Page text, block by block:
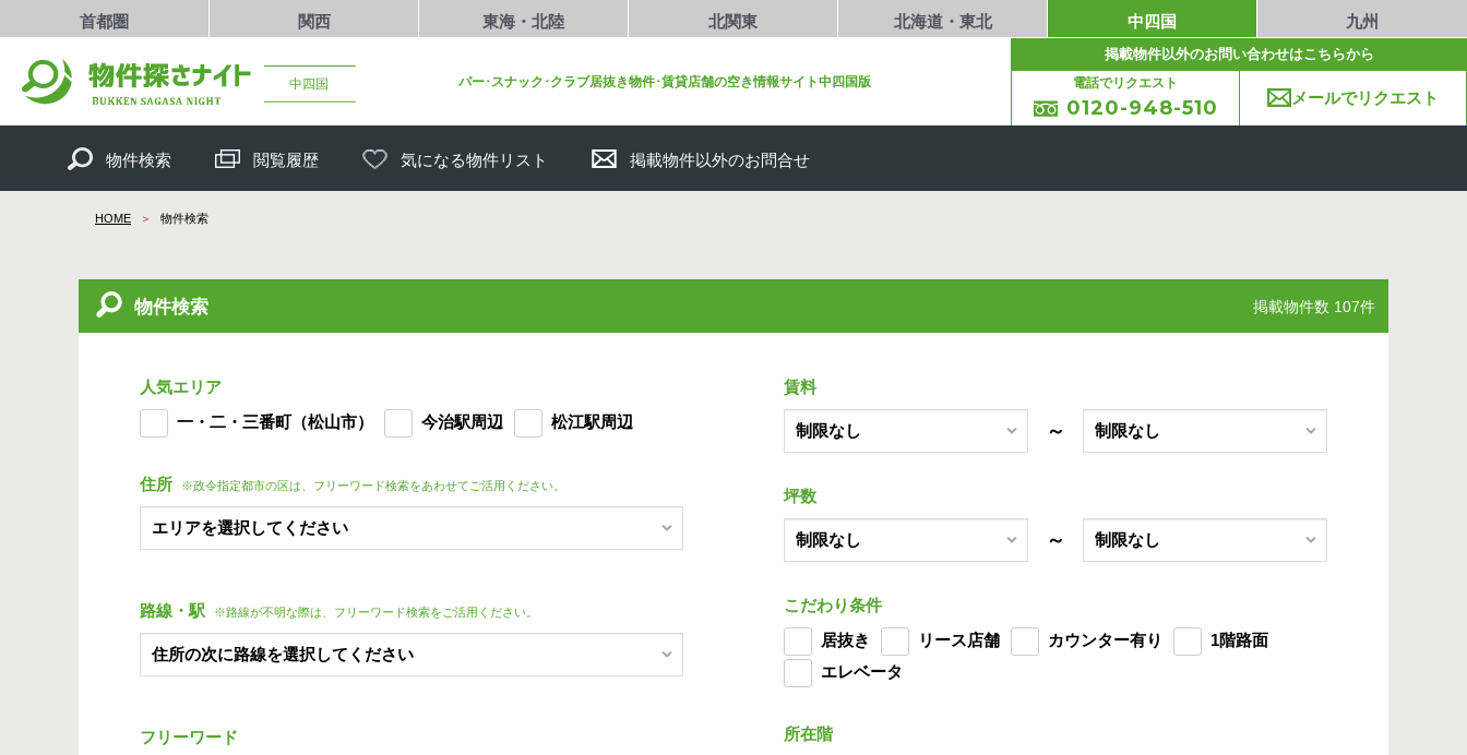
首都圏 関西 東海・北陸 北関東 北海道・東北 中四国 九州
中四国 バー･スナック･クラブ居抜き物件･賃貸店舗の空き情報サイト中四国版
掲載物件以外のお問い合わせはこちらから
電話でリクエスト
0120-948-510 メールでリクエスト
物件検索 閲覧履歴 気になる物件リスト 掲載物件以外のお問合せ
HOME 物件検索
物件検索 掲載物件数 107件
人気エリア
一・二・三番町（松山市）
今治駅周辺 松江駅周辺
住所 ※政令指定都市の区は、フリーワード検索をあわせてご活用ください。
路線・駅 ※路線が不明な際は、フリーワード検索をご活用ください。
フリーワード
賃料
～
坪数
～
こだわり条件
居抜き
リース店舗 カウンター有り
1階路面
エレベータ
所在階